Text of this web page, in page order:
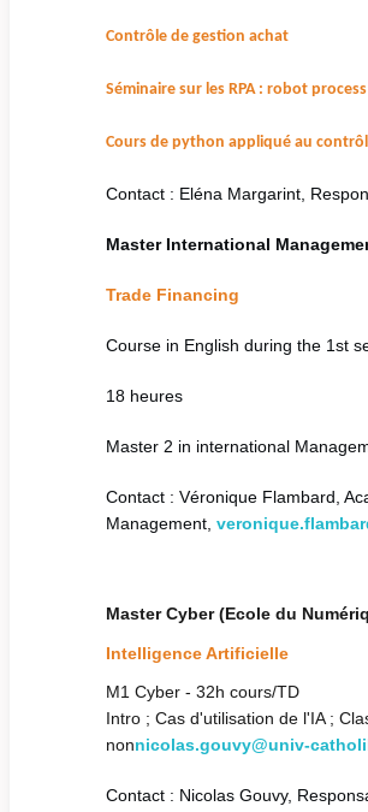
Contrôle de gestion achat
Séminaire sur les RPA : robot
Cours de python appliqué au
Contact : Eléna Margarint,
Master International
Trade Financing
Course in English during the 1st
18 heures
Master 2 in international
Contact : Véronique Flambard,
Management,
Master Cyber (Ecole du
Intelligence Artificielle
M1 Cyber - 32h cours/TD
Intro ; Cas d'utilisation de l'IA ;
nonnicolas.gouvy@univ-
Contact : Nicolas Gouvy,